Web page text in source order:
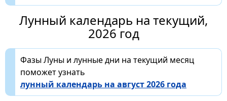
Лунный календарь на текущий,
2026 год
Фазы Луны и лунные дни на текущий месяц
поможет узнать
лунный календарь на август 2026 года